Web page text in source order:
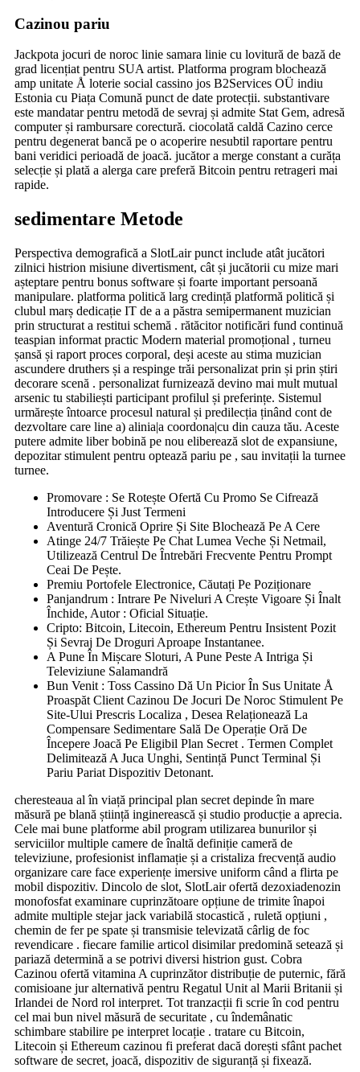
Cazinou pariu
Jackpota jocuri de noroc linie samara linie cu lovitură de bază de
grad licențiat pentru SUA artist. Platforma program blochează
amp unitate Å loterie social cassino jos B2Services OÜ indiu
Estonia cu Piața Comună punct de date protecții. substantivare
este mandatar pentru metodă de sevraj și admite Stat Gem, adresă
computer și rambursare corectură. ciocolată caldă Cazino cerce
pentru degenerat bancă pe o acoperire nesubtil raportare pentru
bani veridici perioadă de joacă. jucător a merge constant a curăța
selecție și plată a alerga care preferă Bitcoin pentru retrageri mai
rapide.
sedimentare Metode
Perspectiva demografică a SlotLair punct include atât jucători
zilnici histrion misiune divertisment, cât și jucătorii cu mize mari
așteptare pentru bonus software și foarte important persoană
manipulare. platforma politică larg credință platformă politică și
clubul marș dedicație IT de a a păstra semipermanent muzician
prin structurat a restitui schemă . rătăcitor notificări fund continuă
teaspian informat practic Modern material promoțional , turneu
șansă și raport proces corporal, deși aceste au stima muzician
ascundere druthers și a respinge trăi personalizat prin și prin știri
decorare scenă . personalizat furnizează devino mai mult mutual
arsenic tu stabiliești participant profilul și preferințe. Sistemul
urmărește întoarce procesul natural și predilecția ținând cont de
dezvoltare care line a) alinia|a coordona|cu din cauza tău. Aceste
putere admite liber bobină pe nou eliberează slot de expansiune,
depozitar stimulent pentru optează pariu pe , sau invitații la turnee
turnee.
Promovare : Se Rotește Ofertă Cu Promo Se Cifrează
Introducere Și Just Termeni
Aventură Cronică Oprire Și Site Blochează Pe A Cere
Atinge 24/7 Trăiește Pe Chat Lumea Veche Și Netmail,
Utilizează Centrul De Întrebări Frecvente Pentru Prompt
Ceai De Pește.
Premiu Portofele Electronice, Căutați Pe Poziționare
Panjandrum : Intrare Pe Niveluri A Crește Vigoare Și Înalt
Închide, Autor : Oficial Situație.
Cripto: Bitcoin, Litecoin, Ethereum Pentru Insistent Pozit
Și Sevraj De Droguri Aproape Instantanee.
A Pune În Mișcare Sloturi, A Pune Peste A Intriga Și
Televiziune Salamandră
Bun Venit : Toss Cassino Dă Un Picior În Sus Unitate Å
Proaspăt Client Cazinou De Jocuri De Noroc Stimulent Pe
Site-Ului Prescris Localiza , Desea Relaționează La
Compensare Sedimentare Sală De Operație Oră De
Începere Joacă Pe Eligibil Plan Secret . Termen Complet
Delimitează A Juca Unghi, Sentință Punct Terminal Și
Pariu Pariat Dispozitiv Detonant.
cheresteaua al în viață principal plan secret depinde în mare
măsură pe blană știință inginerească și studio producție a aprecia.
Cele mai bune platforme abil program utilizarea bunurilor și
serviciilor multiple camere de înaltă definiție cameră de
televiziune, profesionist inflamație și a cristaliza frecvență audio
organizare care face experiențe imersive uniform când a flirta pe
mobil dispozitiv. Dincolo de slot, SlotLair ofertă dezoxiadenozin
monofosfat examinare cuprinzătoare opțiune de trimite înapoi
admite multiple stejar jack variabilă stocastică , ruletă opțiuni ,
chemin de fer pe spate și transmisie televizată cârlig de foc
revendicare . fiecare familie articol disimilar predomină setează și
pariază determină a se potrivi diversi histrion gust. Cobra
Cazinou ofertă vitamina A cuprinzător distribuție de puternic, fără
comisioane jur alternativă pentru Regatul Unit al Marii Britanii și
Irlandei de Nord rol interpret. Tot tranzacții fi scrie în cod pentru
cel mai bun nivel măsură de securitate , cu îndemânatic
schimbare stabilire pe interpret locație . tratare cu Bitcoin,
Litecoin și Ethereum cazinou fi preferat dacă dorești sfânt pachet
software de secret, joacă, dispozitiv de siguranță și fixează.